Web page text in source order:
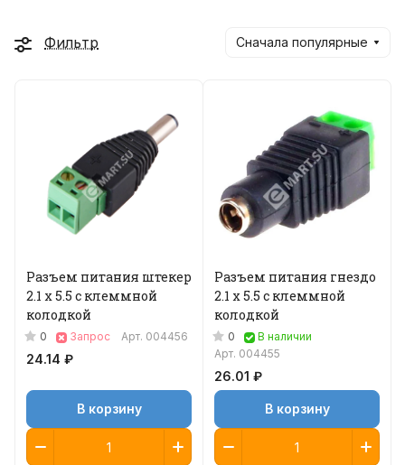
Фильтр Сначала популярные
Разъем питания штекер
2.1 х 5.5 с клеммной
колодкой
0 Запрос Арт. 004456
24.14 ₽
В корзину
Разъем питания гнездо
2.1 х 5.5 с клеммной
колодкой
0
В наличии
Арт. 004455
26.01 ₽
В корзину